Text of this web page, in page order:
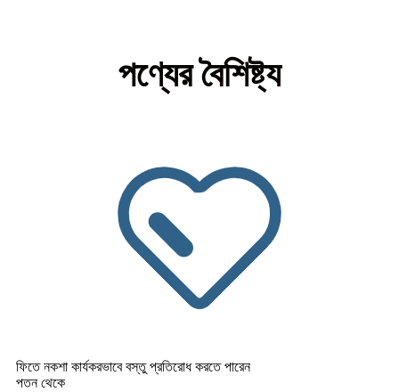
পণ্যের বৈশিষ্ট্য
ফিতে নকশা কার্যকরভাবে বস্তু প্রতিরোধ করতে পারেন
পতন থেকে